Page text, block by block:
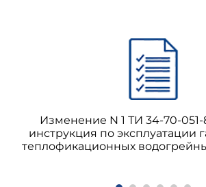
Изменение N 1 ТИ 34-70-051-
инструкция по эксплуатации
теплофикационных